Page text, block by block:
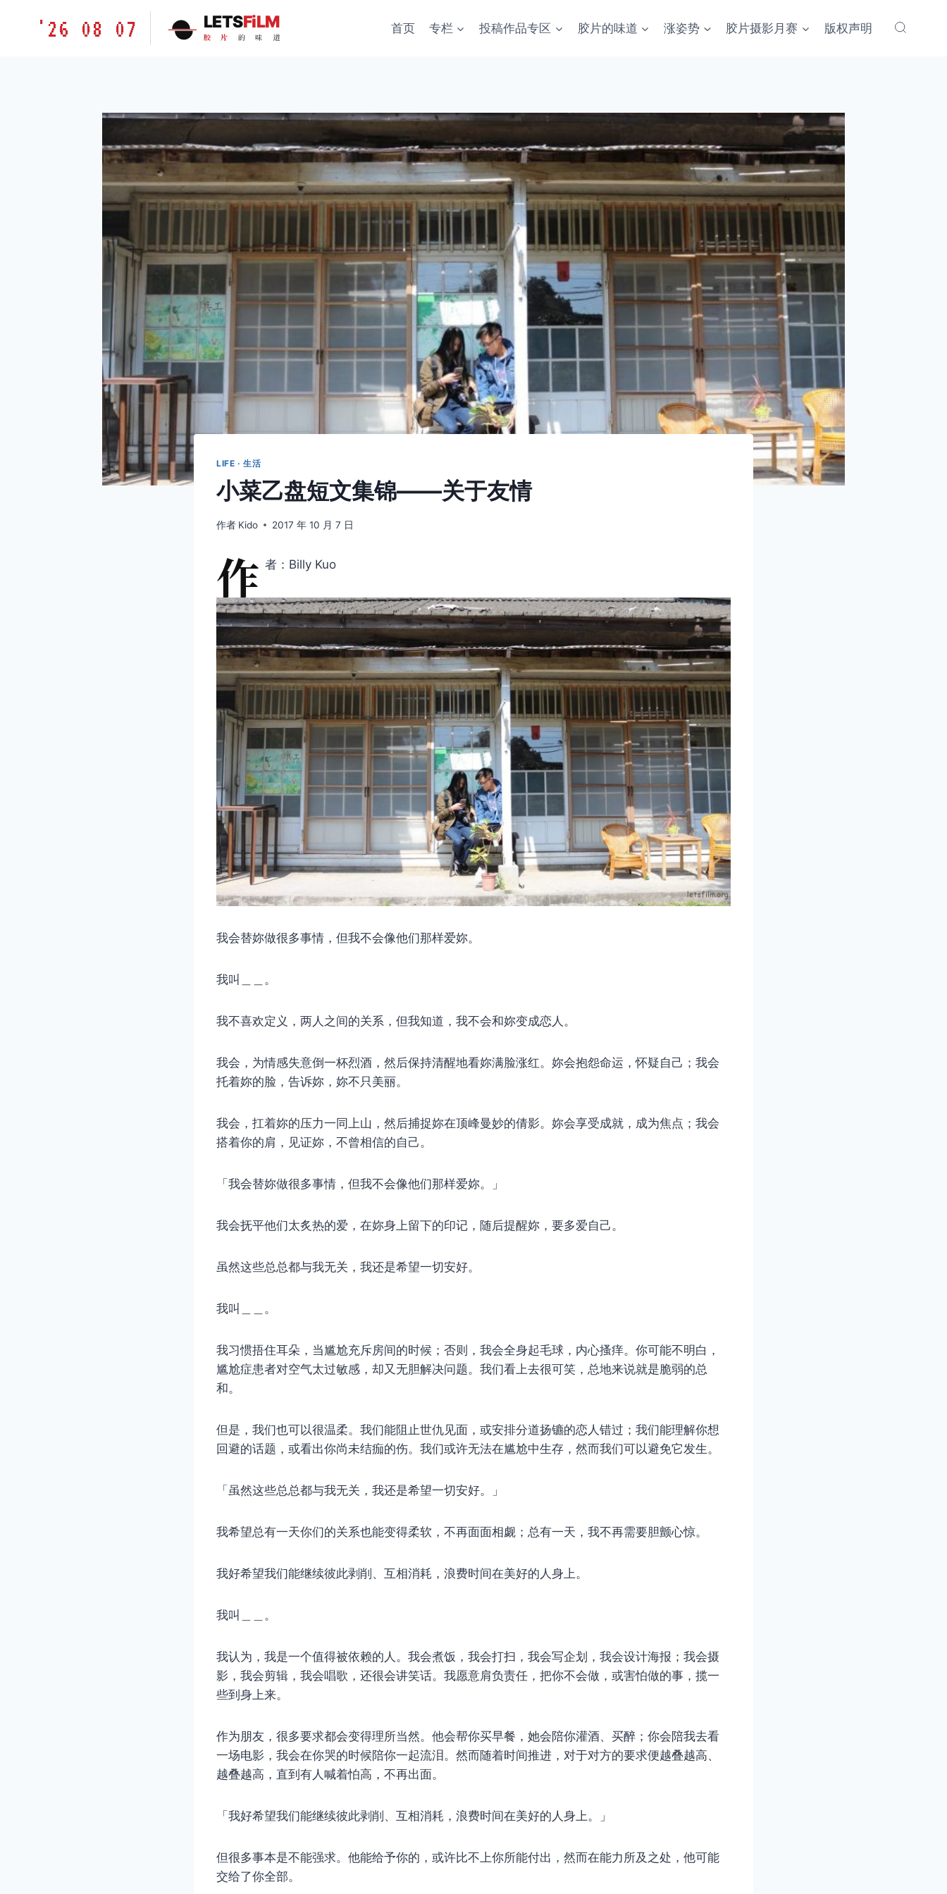
胶'26 08 07 LETSFiLM
胶 片 的 味 道
首页 专栏 投稿作品专区 胶片的味道 涨姿势 胶片摄影月赛 版权声明
LIFE · 生活
小菜乙盘短文集锦——关于友情
作者 Kido 2017 年 10 月 7 日
作 者：Billy Kuo
我会替妳做很多事情，但我不会像他们那样爱妳。
我叫＿＿。
我不喜欢定义，两人之间的关系，但我知道，我不会和妳变成恋人。
我会，为情感失意倒一杯烈酒，然后保持清醒地看妳满脸涨红。妳会抱怨命运，怀疑自己；我会
托着妳的脸，告诉妳，妳不只美丽。
我会，扛着妳的压力一同上山，然后捕捉妳在顶峰曼妙的倩影。妳会享受成就，成为焦点；我会
搭着你的肩，见证妳，不曾相信的自己。
「我会替妳做很多事情，但我不会像他们那样爱妳。」
我会抚平他们太炙热的爱，在妳身上留下的印记，随后提醒妳，要多爱自己。
虽然这些总总都与我无关，我还是希望一切安好。
我叫＿＿。
我习惯捂住耳朵，当尴尬充斥房间的时候；否则，我会全身起毛球，内心搔痒。你可能不明白，
尴尬症患者对空气太过敏感，却又无胆解决问题。我们看上去很可笑，总地来说就是脆弱的总
和。
但是，我们也可以很温柔。我们能阻止世仇见面，或安排分道扬镳的恋人错过；我们能理解你想
回避的话题，或看出你尚未结痂的伤。我们或许无法在尴尬中生存，然而我们可以避免它发生。
「虽然这些总总都与我无关，我还是希望一切安好。」
我希望总有一天你们的关系也能变得柔软，不再面面相觑；总有一天，我不再需要胆颤心惊。
我好希望我们能继续彼此剥削、互相消耗，浪费时间在美好的人身上。
我叫＿＿。
我认为，我是一个值得被依赖的人。我会煮饭，我会打扫，我会写企划，我会设计海报；我会摄
影，我会剪辑，我会唱歌，还很会讲笑话。我愿意肩负责任，把你不会做，或害怕做的事，揽一
些到身上来。
作为朋友，很多要求都会变得理所当然。他会帮你买早餐，她会陪你灌酒、买醉；你会陪我去看
一场电影，我会在你哭的时候陪你一起流泪。然而随着时间推进，对于对方的要求便越叠越高、
越叠越高，直到有人喊着怕高，不再出面。
「我好希望我们能继续彼此剥削、互相消耗，浪费时间在美好的人身上。」
但很多事本是不能强求。他能给予你的，或许比不上你所能付出，然而在能力所及之处，他可能
交给了你全部。